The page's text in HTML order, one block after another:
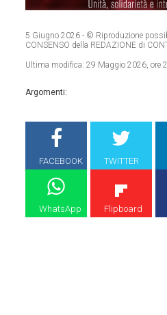
5 Giugno 2026 - © Riproduzione
CONSENSO della REDAZIONE di
Ultima modifica:29 Maggio 2026, ore
Argomenti:
FACEBOOK TWITTER
WhatsApp Flipboard